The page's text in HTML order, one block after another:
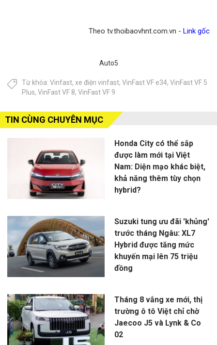
Theo tv.thoibaovhnt.com.vn - Link gốc
Auto5
Từ khóa: Vinfast, xe điện vinfast, VinFast VF e34, VinFast VF 5
Plus, VinFast VF 8, VinFast VF 9
TIN CÙNG CHUYÊN MỤC
Honda City có thể sắp
được làm mới tại Việt
Nam: Diện mạo khác biệt,
khả năng thêm tùy chọn
hybrid?
Suzuki tung ưu đãi 'khủng'
trước tháng Ngâu: XL7
Hybrid được tăng mức
khuyến mại lên 75 triệu
đồng
Tháng 8 vắng xe mới, thị
trường ô tô Việt chỉ chờ
Jaecoo J5 và Lynk & Co
02